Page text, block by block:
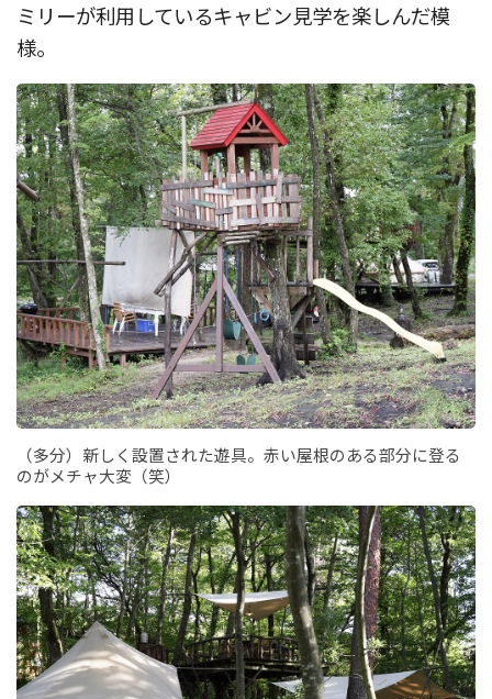
ミリーが利用しているキャビン見学を楽しんだ模
様。
（多分）新しく設置された遊具。赤い屋根のある部分に登る
のがメチャ大変（笑）